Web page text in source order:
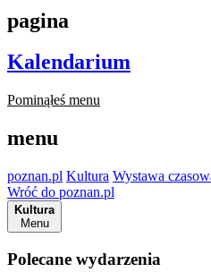
pagina
Kalendarium
Pominąłeś menu
menu
poznan.pl Kultura Wystawa
Wróć do poznan.pl
Kultura
Menu
Polecane wydarzenia